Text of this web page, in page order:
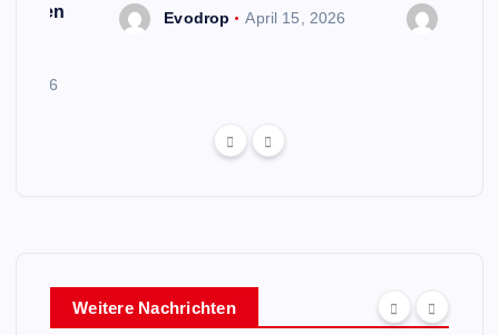
neuen
2026
Evodrop April 15, 2026
Weitere Nachrichten